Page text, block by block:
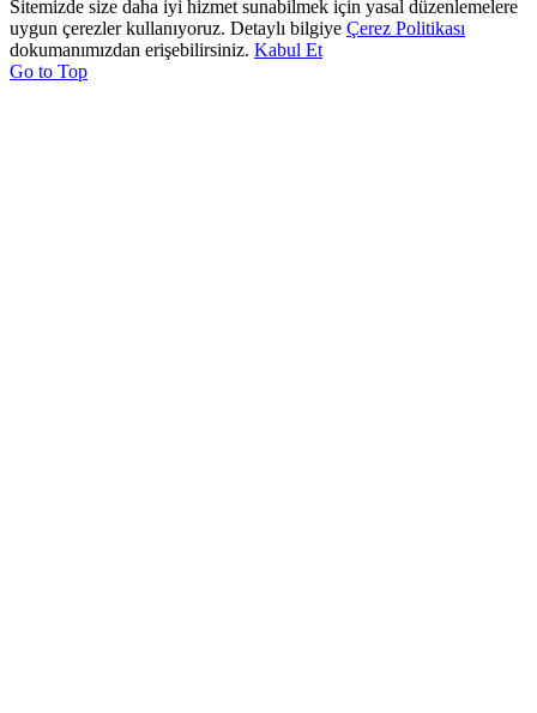
Sitemizde size daha iyi hizmet sunabilmek için yasal düzenlemelere
uygun çerezler kullanıyoruz. Detaylı bilgiye Çerez Politikası
dokumanımızdan erişebilirsiniz. Kabul Et
Go to Top